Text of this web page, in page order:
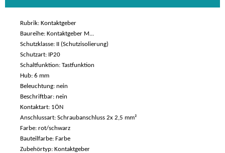
Rubrik: Kontaktgeber
Baureihe: Kontaktgeber M...
Schutzklasse: II (Schutzisolierung)
Schutzart: IP20
Schaltfunktion: Tastfunktion
Hub: 6 mm
Beleuchtung: nein
Beschriftbar: nein
Kontaktart: 1ÖN
Anschlussart: Schraubanschluss 2x 2,5 mm²
Farbe: rot/schwarz
Bauteilfarbe: Farbe
Zubehörtyp: Kontaktgeber